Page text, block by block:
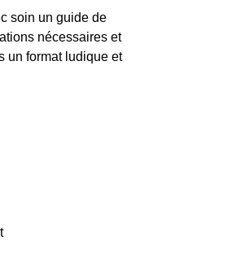
soin un guide de
nécessaires et
un format ludique et